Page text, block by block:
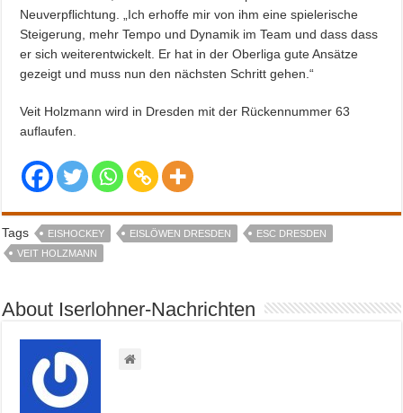
Neuverpflichtung. „Ich erhoffe mir von ihm eine spielerische
Steigerung, mehr Tempo und Dynamik im Team und dass dass
er sich weiterentwickelt. Er hat in der Oberliga gute Ansätze
gezeigt und muss nun den nächsten Schritt gehen.“
Veit Holzmann wird in Dresden mit der Rückennummer 63
auflaufen.
Tags EISHOCKEY EISLÖWEN DRESDEN
ESC DRESDEN
VEIT HOLZMANN
About Iserlohner-Nachrichten